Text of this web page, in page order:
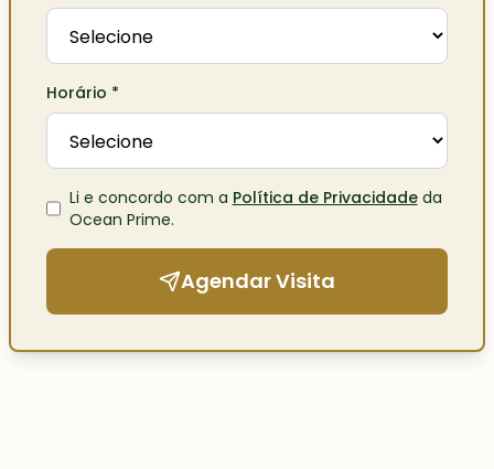
Horário *
Li e concordo com a Política de Privacidadeda
Ocean Prime.
Agendar Visita